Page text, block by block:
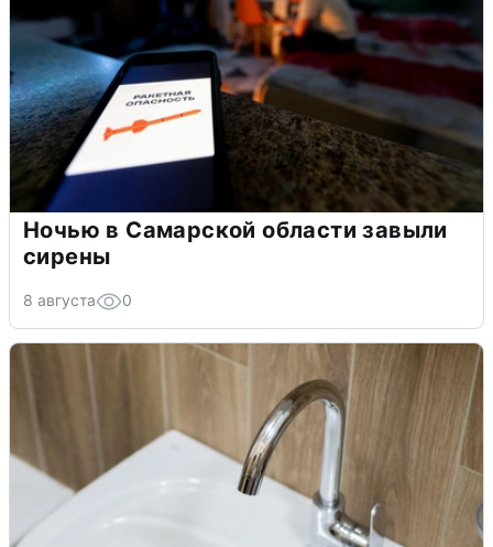
Ночью в Самарской области завыли
сирены
8 августа 0